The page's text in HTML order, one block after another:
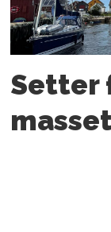
Setter